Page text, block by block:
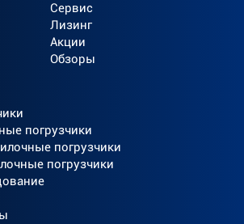
Сервис
Лизинг
Акции
Обзоры
погрузчики
погрузчики
погрузчики